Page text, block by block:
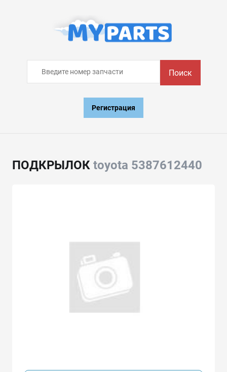
Поиск
Регистрация
ПОДКРЫЛОК toyota 5387612440